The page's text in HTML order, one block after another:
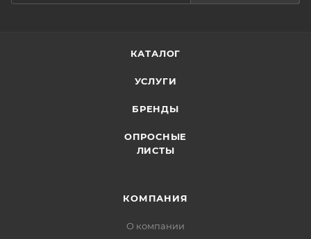
КАТАЛОГ
УСЛУГИ
БРЕНДЫ
ОПРОСНЫЕ
ЛИСТЫ
КОМПАНИЯ
О компании